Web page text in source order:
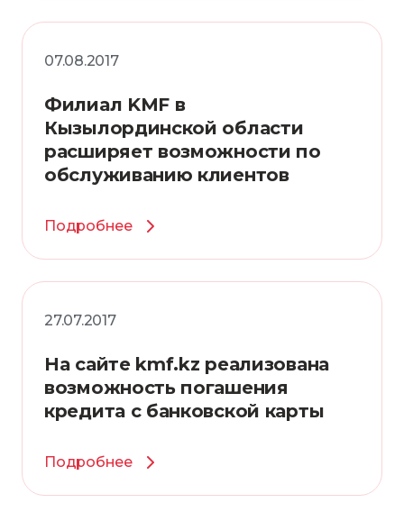
07.08.2017
Филиал KMF в
Кызылординской области
расширяет возможности по
обслуживанию клиентов
Подробнее
27.07.2017
На сайте kmf.kz реализована
возможность погашения
кредита с банковской карты
Подробнее